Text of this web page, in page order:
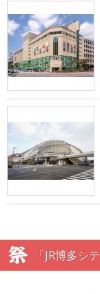
「JR博多シ